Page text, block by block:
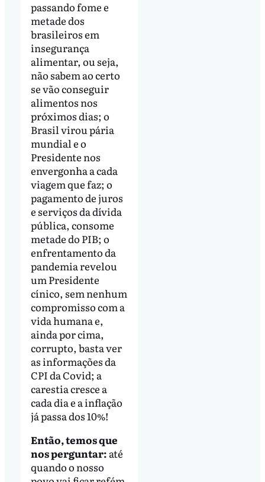
passando fome e
metade dos
brasileiros em
insegurança
alimentar, ou seja,
não sabem ao certo
se vão conseguir
alimentos nos
próximos dias; o
Brasil virou pária
mundial e o
Presidente nos
envergonha a cada
viagem que faz; o
pagamento de juros
e serviços da dívida
pública, consome
metade do PIB; o
enfrentamento da
pandemia revelou
um Presidente
cínico, sem nenhum
compromisso com a
vida humana e,
ainda por cima,
corrupto, basta ver
as informações da
CPI da Covid; a
carestia cresce a
cada dia e a inflação
já passa dos 10%!
Então, temos que
nos perguntar: até
quando o nosso